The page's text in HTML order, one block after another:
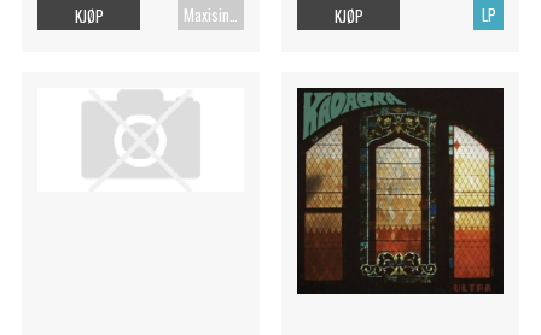
KJØP LP
KJØP